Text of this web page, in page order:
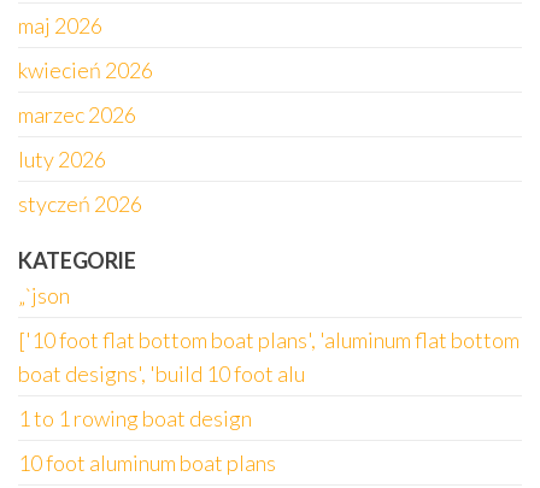
maj 2026
kwiecień 2026
marzec 2026
luty 2026
styczeń 2026
KATEGORIE
„`json
['10 foot flat bottom boat plans', 'aluminum flat bottom
boat designs', 'build 10 foot alu
1 to 1 rowing boat design
10 foot aluminum boat plans